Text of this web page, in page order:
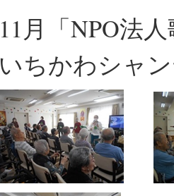
11月「NPO法
いちかわシャ